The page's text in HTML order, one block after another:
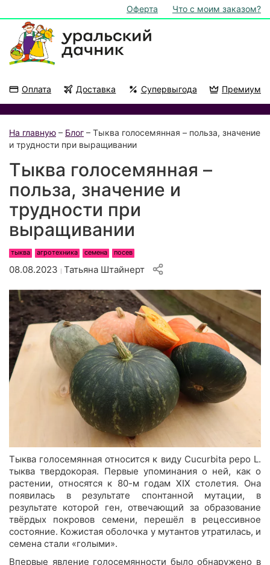
Оферта Что с моим заказом?
Оплата Доставка Супервыгода Премиум
На главную – Блог – Тыква голосемянная – польза, значение
и трудности при выращивании
Тыква голосемянная –
польза, значение и
трудности при
выращивании
тыква агротехника семена посев
08.08.2023 Татьяна Штайнерт
Тыква голосемянная относится к виду Cucurbita pepo L.
тыква твердокорая. Первые упоминания о ней, как о
растении, относятся к 80-м годам XIX столетия. Она
появилась в результате спонтанной мутации, в
результате которой ген, отвечающий за образование
твёрдых покровов семени, перешёл в рецессивное
состояние. Кожистая оболочка у мутантов утратилась, и
семена стали «голыми».
Впервые явление голосемянности было обнаружено в